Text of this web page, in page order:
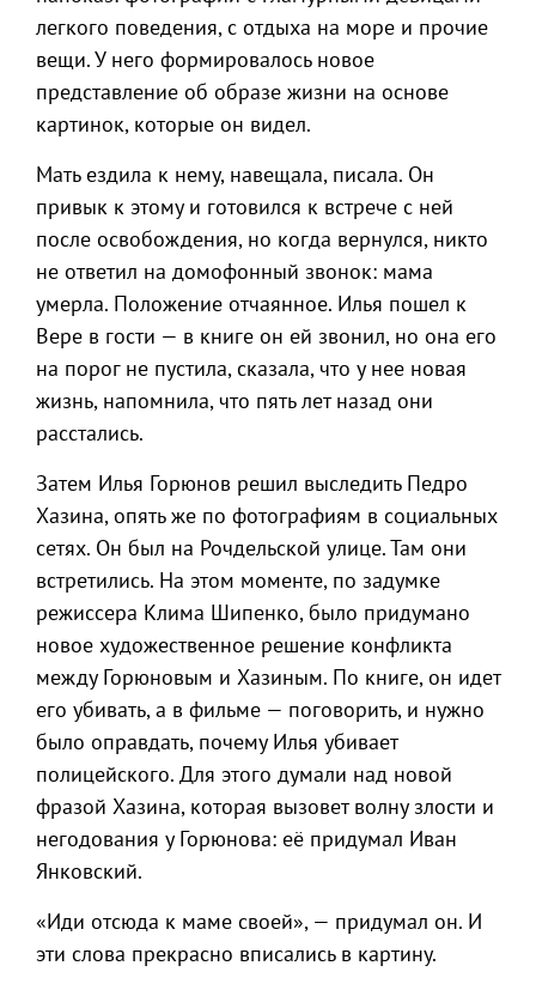
легкого поведения, с отдыха на море и прочие
вещи. У него формировалось новое
представление об образе жизни на основе
картинок, которые он видел.
Мать ездила к нему, навещала, писала. Он
привык к этому и готовился к встрече с ней
после освобождения, но когда вернулся, никто
не ответил на домофонный звонок: мама
умерла. Положение отчаянное. Илья пошел к
Вере в гости — в книге он ей звонил, но она его
на порог не пустила, сказала, что у нее новая
жизнь, напомнила, что пять лет назад они
расстались.
Затем Илья Горюнов решил выследить Педро
Хазина, опять же по фотографиям в социальных
сетях. Он был на Рочдельской улице. Там они
встретились. На этом моменте, по задумке
режиссера Клима Шипенко, было придумано
новое художественное решение конфликта
между Горюновым и Хазиным. По книге, он идет
его убивать, а в фильме — поговорить, и нужно
было оправдать, почему Илья убивает
полицейского. Для этого думали над новой
фразой Хазина, которая вызовет волну злости и
негодования у Горюнова: её придумал Иван
Янковский.
«Иди отсюда к маме своей», — придумал он. И
эти слова прекрасно вписались в картину.